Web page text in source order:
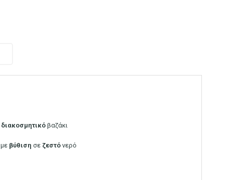
διακοσμητικό βαζάκι
με βύθιση σε ζεστό νερό